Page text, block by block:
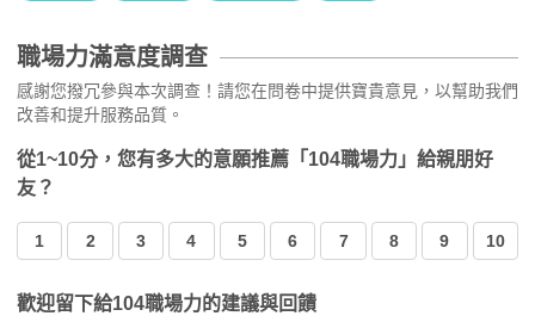
職場力滿意度調查
感謝您撥冗參與本次調查！請您在問卷中提供寶貴意見，以幫助我們
改善和提升服務品質。
從1~10分，您有多大的意願推薦「104職場力」給親朋好
友？
1 2 3 4 5 6 7 8 9 10
歡迎留下給104職場力的建議與回饋